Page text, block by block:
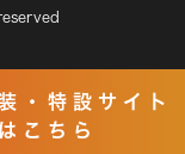
・特設サイト
はこちら